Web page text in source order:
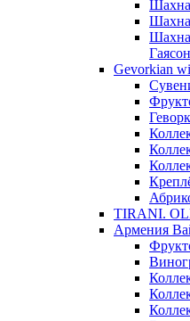
Gevorkian
TIRANI.
Армения